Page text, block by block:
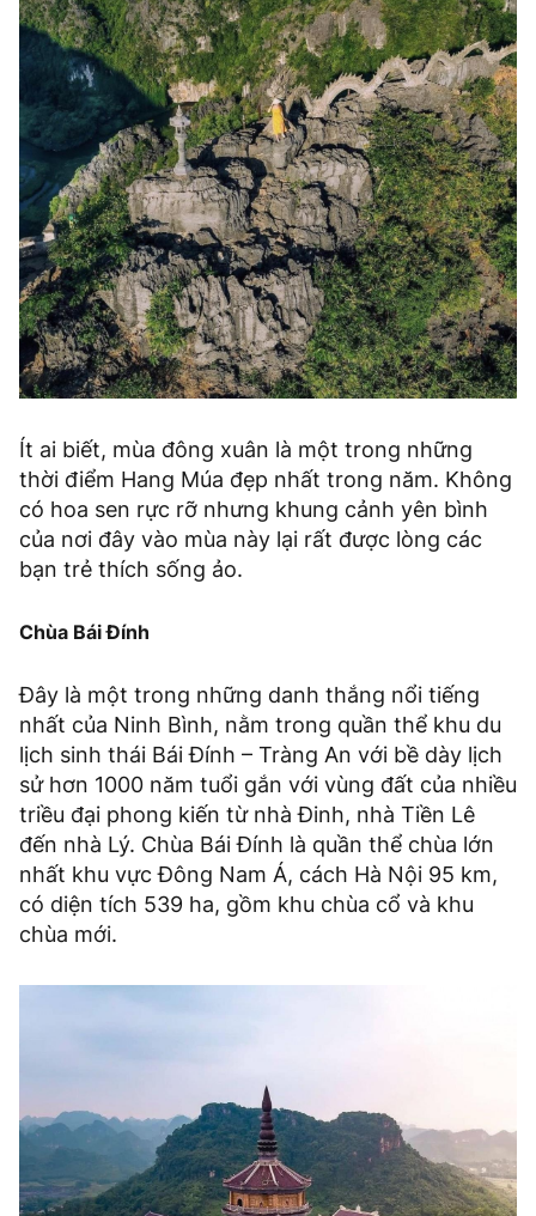
Ít ai biết, mùa đông xuân là một trong những
thời điểm Hang Múa đẹp nhất trong năm. Không
có hoa sen rực rỡ nhưng khung cảnh yên bình
của nơi đây vào mùa này lại rất được lòng các
bạn trẻ thích sống ảo.
Chùa Bái Đính
Đây là một trong những danh thắng nổi tiếng
nhất của Ninh Bình, nằm trong quần thể khu du
lịch sinh thái Bái Đính – Tràng An với bề dày lịch
sử hơn 1000 năm tuổi gắn với vùng đất của nhiều
triều đại phong kiến từ nhà Đinh, nhà Tiền Lê
đến nhà Lý. Chùa Bái Đính là quần thể chùa lớn
nhất khu vực Đông Nam Á, cách Hà Nội 95 km,
có diện tích 539 ha, gồm khu chùa cổ và khu
chùa mới.